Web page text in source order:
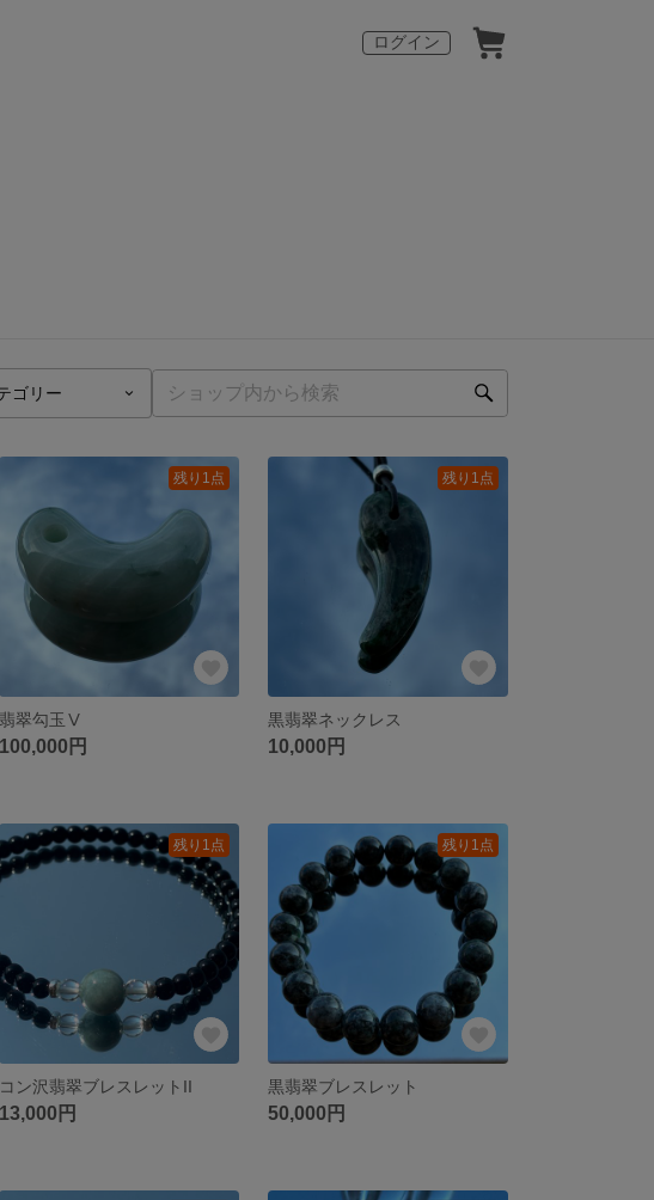
ログイン
残り1点
翡翠勾玉Ⅴ
100,000円
残り1点
黒翡翠ネックレス
10,000円
残り1点
コン沢翡翠ブレスレットII
13,000円
残り1点
黒翡翠ブレスレット
50,000円